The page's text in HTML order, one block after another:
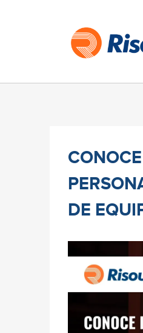
DE